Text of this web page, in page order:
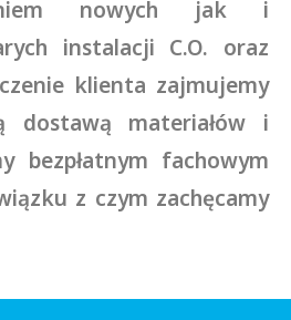
nowych jak i
instalacji C.O. oraz
klienta zajmujemy
dostawą materiałów i
bezpłatnym fachowym
z czym zachęcamy